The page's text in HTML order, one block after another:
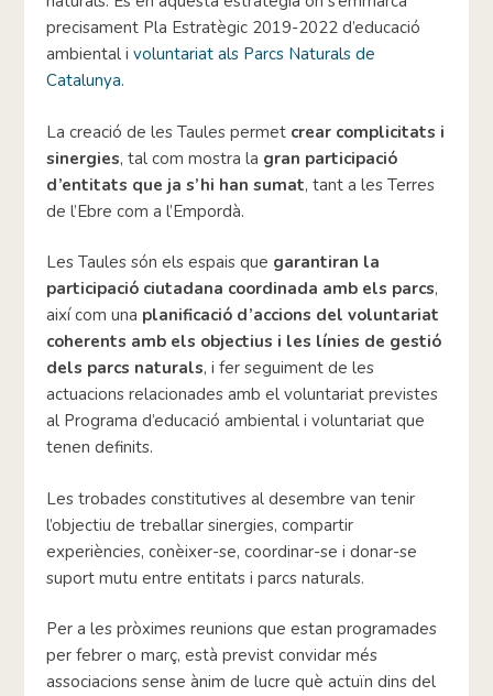
precisament Pla Estratègic 2019-2022 d’educació
ambiental ivoluntariat als Parcs Naturals de
Catalunya.
La creació de les Taules permet crear complicitats i
sinergies, tal com mostra la gran participació
d’entitats que ja s’hi han sumat, tant a les Terres
de l’Ebre com a l’Empordà.
Les Taules són els espais que garantiran la
participació ciutadana coordinada amb els parcs,
així com una planificació d’accions del voluntariat
coherents amb els objectius i les línies de gestió
dels parcs naturals, i fer seguiment de les
actuacions relacionades amb el voluntariat previstes
al Programa d’educació ambiental i voluntariat que
tenen definits.
Les trobades constitutives al desembre van tenir
l’objectiu de treballar sinergies, compartir
experiències, conèixer-se, coordinar-se i donar-se
suport mutu entre entitats i parcs naturals.
Per a les pròximes reunions que estan programades
per febrer o març, està previst convidar més
associacions sense ànim de lucre què actuïn dins del